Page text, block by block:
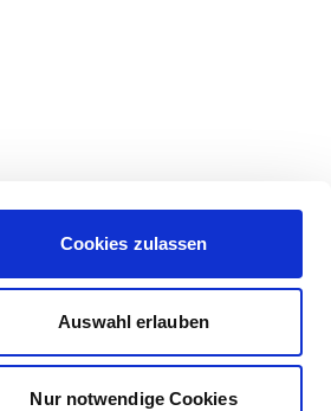
Cookies zulassen
Auswahl erlauben
Nur notwendige Cookies